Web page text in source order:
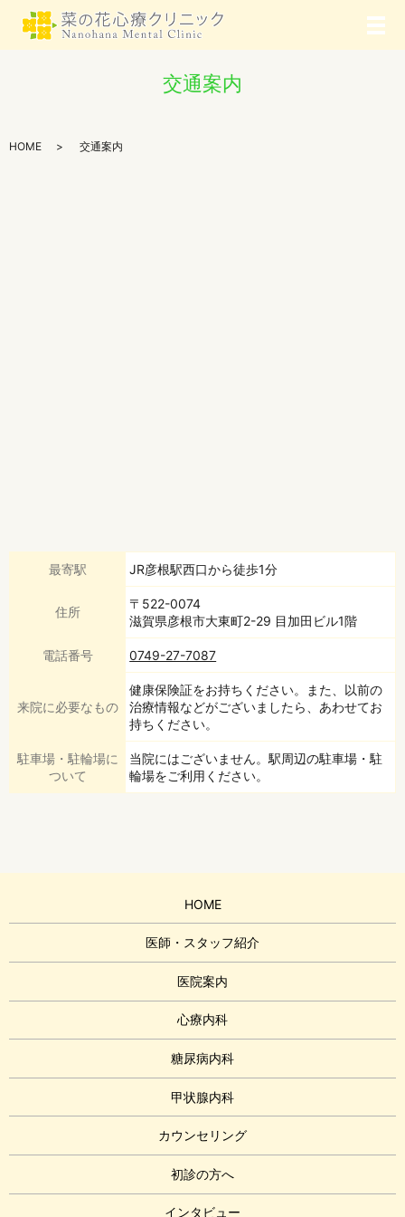
メ
交通案内
HOME 交通案内
最寄駅 JR彦根駅西口から徒歩1分
住所
〒522-0074
滋賀県彦根市大東町2-29 目加田ビル1階
電話番号 0749-27-7087
来院に必要なもの
健康保険証をお持ちください。また、以前の
治療情報などがございましたら、あわせてお
持ちください。
駐車場・駐輪場に
ついて
当院にはございません。駅周辺の駐車場・駐
輪場をご利用ください。
HOME
医師・スタッフ紹介
医院案内
心療内科
糖尿病内科
甲状腺内科
カウンセリング
初診の方へ
インタビュー